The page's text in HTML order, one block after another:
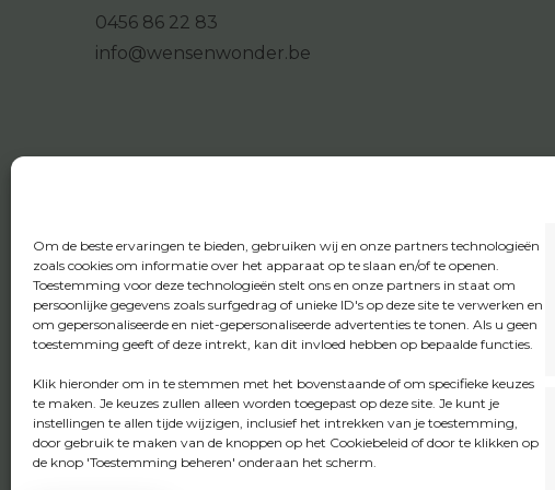
Om de beste ervaringen te bieden, gebruiken wij en onze partners technologieën
zoals cookies om informatie over het apparaat op te slaan en/of te openen.
Toestemming voor deze technologieën stelt ons en onze partners in staat om
persoonlijke gegevens zoals surfgedrag of unieke ID's op deze site te verwerken en
om gepersonaliseerde en niet-gepersonaliseerde advertenties te tonen. Als u geen
toestemming geeft of deze intrekt, kan dit invloed hebben op bepaalde functies.
Klik hieronder om in te stemmen met het bovenstaande of om specifieke keuzes
te maken. Je keuzes zullen alleen worden toegepast op deze site. Je kunt je
instellingen te allen tijde wijzigen, inclusief het intrekken van je toestemming,
door gebruik te maken van de knoppen op het Cookiebeleid of door te klikken op
de knop 'Toestemming beheren' onderaan het scherm.
0456 86 22 83
info@wensenwonder.be